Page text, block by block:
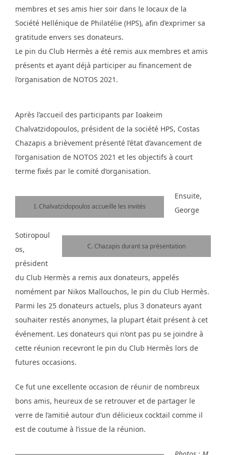
membres et ses amis hier soir dans le locaux de la
Société Hellénique de Philatélie (HPS), afin d’exprimer sa
gratitude envers ses donateurs.
Le pin du Club Hermès a été remis aux membres et amis
présents et ayant déjà participer au financement de
l’organisation de NOTOS 2021.
Après l’accueil des participants par Ioakeim
Chalvatzidopoulos, président de la société HPS, Costas
Chazapis a brièvement présenté l’état d’avancement de
l’organisation de NOTOS 2021 et les objectifs à court
terme fixés par le comité d’organisation.
I. Chalvatzidopoulos accueille les invités
C. Chazapis durant sa présentation
Ensuite,
George
Sotiropoul
os,
président
du Club Hermès a remis aux donateurs, appelés
nomément par Nikos Mallouchos, le pin du Club Hermès.
Parmi les 25 donateurs actuels, plus 3 donateurs ayant
souhaiter restés anonymes, la plupart était présent à cet
événement. Les donateurs qui n’ont pas pu se joindre à
cette réunion recevront le pin du Club Hermès lors de
futures occasions.
Ce fut une excellente occasion de réunir de nombreux
bons amis, heureux de se retrouver et de partager le
verre de l’amitié autour d’un délicieux cocktail comme il
est de coutume à l’issue de la réunion.